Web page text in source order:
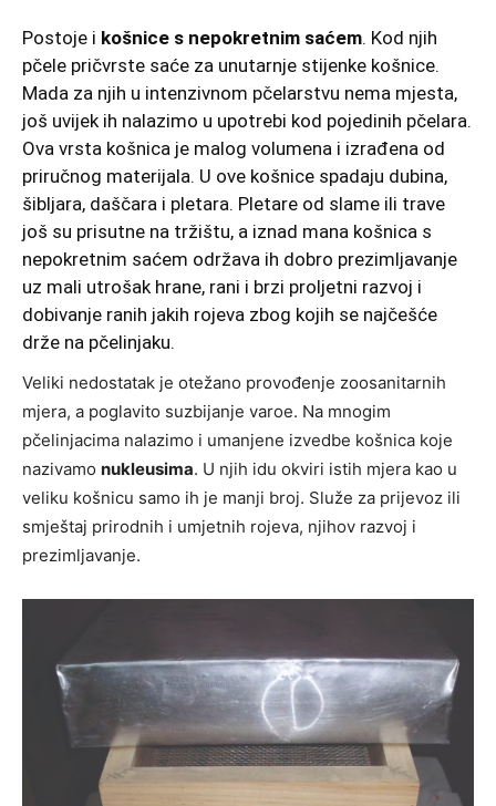
Postoje i košnice s nepokretnim saćem. Kod njih
pčele pričvrste saće za unutarnje stijenke košnice.
Mada za njih u intenzivnom pčelarstvu nema mjesta,
još uvijek ih nalazimo u upotrebi kod pojedinih pčelara.
Ova vrsta košnica je malog volumena i izrađena od
priručnog materijala. U ove košnice spadaju dubina,
šibljara, daščara i pletara. Pletare od slame ili trave
još su prisutne na tržištu, a iznad mana košnica s
nepokretnim saćem održava ih dobro prezimljavanje
uz mali utrošak hrane, rani i brzi proljetni razvoj i
dobivanje ranih jakih rojeva zbog kojih se najčešće
drže na pčelinjaku.
Veliki nedostatak je otežano provođenje zoosanitarnih
mjera, a poglavito suzbijanje varoe. Na mnogim
pčelinjacima nalazimo i umanjene izvedbe košnica koje
nazivamo nukleusima. U njih idu okviri istih mjera kao u
veliku košnicu samo ih je manji broj. Služe za prijevoz ili
smještaj prirodnih i umjetnih rojeva, njihov razvoj i
prezimljavanje.